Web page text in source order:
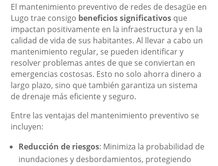
El mantenimiento preventivo de redes de desagüe en
Lugo trae consigo beneficios significativos que
impactan positivamente en la infraestructura y en la
calidad de vida de sus habitantes. Al llevar a cabo un
mantenimiento regular, se pueden identificar y
resolver problemas antes de que se conviertan en
emergencias costosas. Esto no solo ahorra dinero a
largo plazo, sino que también garantiza un sistema
de drenaje más eficiente y seguro.
Entre las ventajas del mantenimiento preventivo se
incluyen:
Reducción de riesgos: Minimiza la probabilidad de
inundaciones y desbordamientos, protegiendo